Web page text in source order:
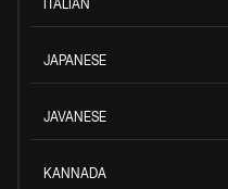
ITALIAN
JAPANESE
JAVANESE
KANNADA